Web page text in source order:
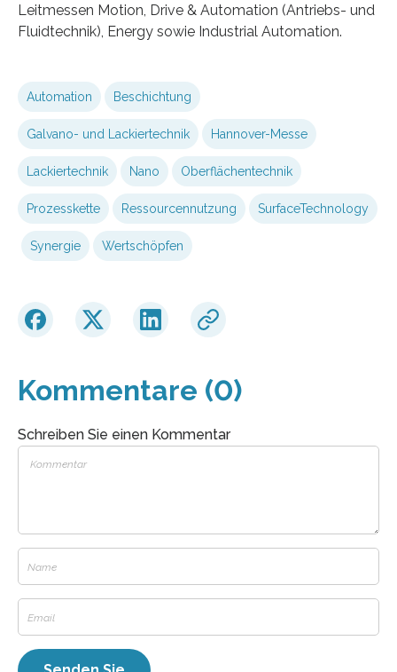
Leitmessen Motion, Drive & Automation (Antriebs- und
Fluidtechnik), Energy sowie Industrial Automation.
Automation Beschichtung
Galvano- und Lackiertechnik Hannover-Messe
Lackiertechnik Nano Oberflächentechnik
Prozesskette Ressourcennutzung SurfaceTechnology
Synergie Wertschöpfen
Kommentare (0)
Schreiben Sie einen Kommentar